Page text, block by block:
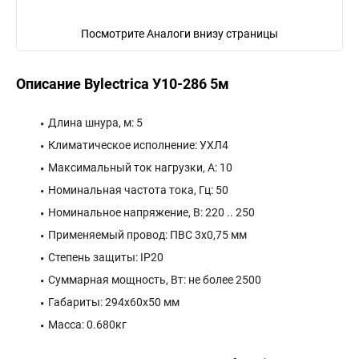
Посмотрите Аналоги внизу страницы
Описание Bylectrica У10-286 5м
Длина шнура, м: 5
Климатическое исполнение: УХЛ4
Максимальный ток нагрузки, А: 10
Номинальная частота тока, Гц: 50
Номинальное напряжение, В: 220 .. 250
Применяемый провод: ПВС 3х0,75 мм
Степень защиты: IP20
Суммарная мощность, Вт: не более 2500
Габариты: 294x60x50 мм
Масса: 0.680кг